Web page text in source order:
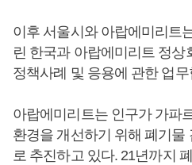
이후 서울시와 아랍에미리트
린 한국과 아랍에미리트 정상
정책사례 및 응용에 관한 업무
아랍에미리트는 인구가 가파
환경을 개선하기 위해 폐기물
로 추진하고 있다. 21년까지